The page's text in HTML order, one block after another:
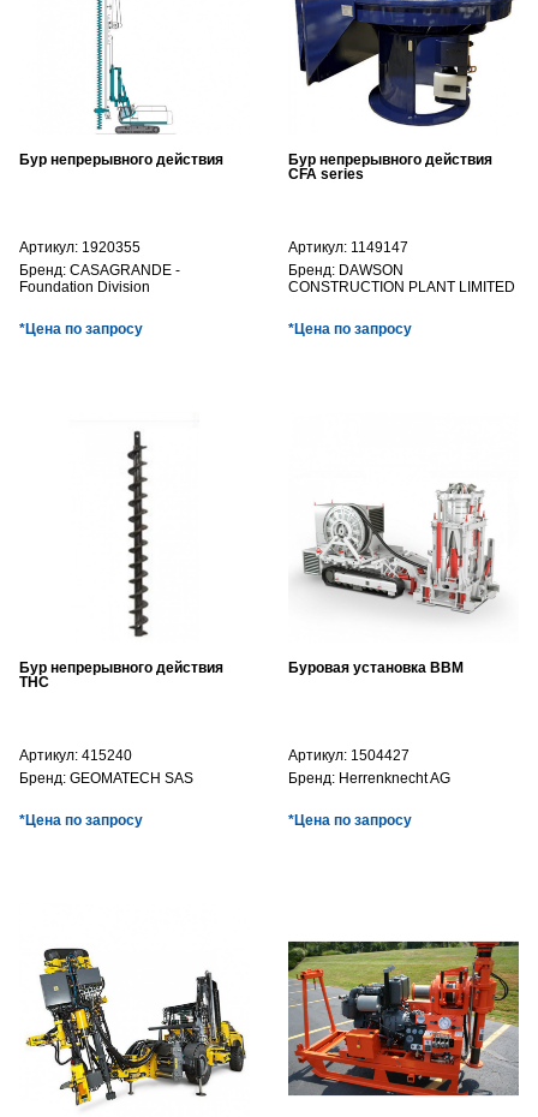
Бур непрерывного действия
Артикул: 1920355
Бренд: CASAGRANDE -
Foundation Division
*Цена по запросу
Бур непрерывного действия
CFA series
Артикул: 1149147
Бренд: DAWSON
CONSTRUCTION PLANT LIMITED
*Цена по запросу
Бур непрерывного действия
THC
Артикул: 415240
Бренд: GEOMATECH SAS
*Цена по запросу
Буровая установка BBM
Артикул: 1504427
Бренд: Herrenknecht AG
*Цена по запросу